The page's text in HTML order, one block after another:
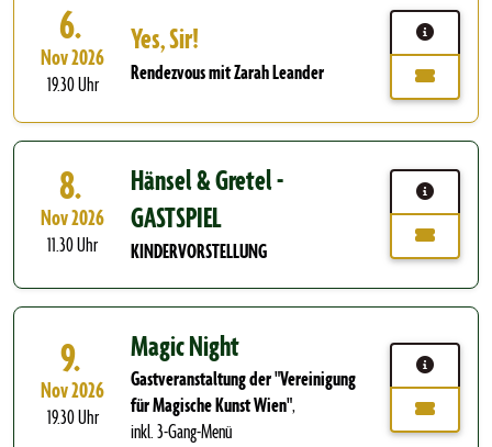
6.
Nov 2026
19.30 Uhr
Yes, Sir!
Rendezvous mit Zarah Leander
8.
Nov 2026
11.30 Uhr
Hänsel & Gretel -
GASTSPIEL
KINDERVORSTELLUNG
9.
Nov 2026
19.30 Uhr
Magic Night
Gastveranstaltung der "Vereinigung
für Magische Kunst Wien",
inkl. 3-Gang-Menü